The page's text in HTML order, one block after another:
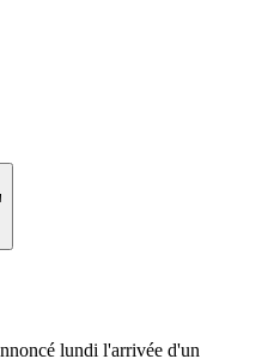
lundi l'arrivée d'un